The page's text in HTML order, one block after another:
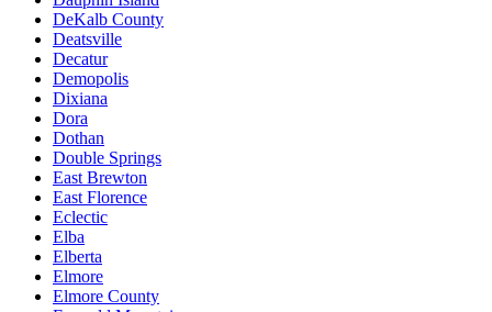
DeKalb County
Deatsville
Decatur
Demopolis
Dixiana
Dora
Dothan
Double Springs
East Brewton
East Florence
Eclectic
Elba
Elberta
Elmore
Elmore County